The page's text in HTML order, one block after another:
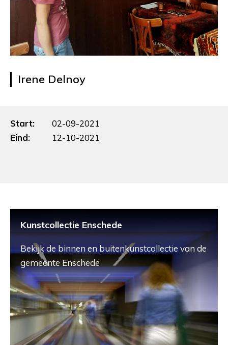
Irene Delnoy
Start:
02-09-2021
Eind:
12-10-2021
Kunstcollectie Enschede
Bekijk de binnen en buitenkunstcollectie van de
gemeente Enschede